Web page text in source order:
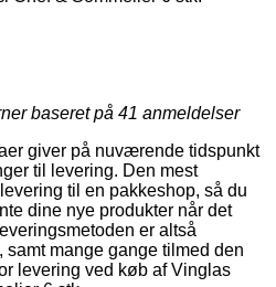
baseret på 41 anmeldelser
giver på nuværende tidspunkt
til levering. Den mest
til en pakkeshop, så du
dine nye produkter når det
er altså
mange gange tilmed den
levering ved køb af Vinglas